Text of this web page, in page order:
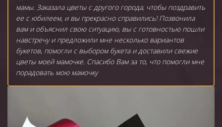
мамы. Заказала цветы с другого города, чтобы поздравить
ее с юбилеем, и вы прекрасно справились! Позвонила
вам и объяснил свою ситуацию, вы с готовностью пошли
навстречу и предложили мне несколько вариантов
букетов, помогли с выбором букета и доставили свежие
цветы моей мамочке. Спасибо Вам за то, что помогли мне
порадовать мою мамочку